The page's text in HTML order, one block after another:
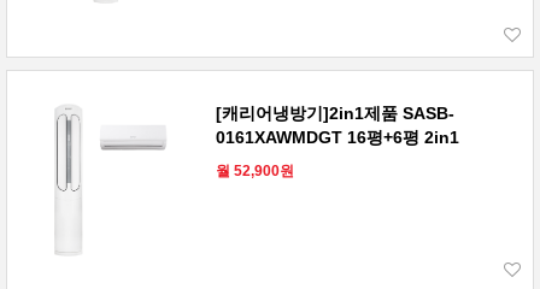
[캐리어냉방기]2in1제품 SASB-
0161XAWMDGT 16평+6평 2in1
월 52,900원